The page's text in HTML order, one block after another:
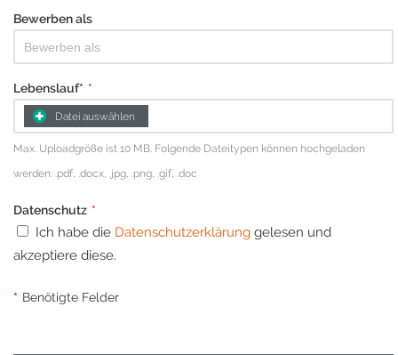
Bewerben als
Lebenslauf* *
Datei auswählen
Max. Uploadgröße ist 10 MB. Folgende Dateitypen können hochgeladen
werden: .pdf, .docx, .jpg, .png, .gif, .doc
Datenschutz *
Ich habe die Datenschutzerklärung gelesen und
akzeptiere diese.
* Benötigte Felder